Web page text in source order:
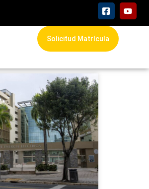
Solicitud Matrícula